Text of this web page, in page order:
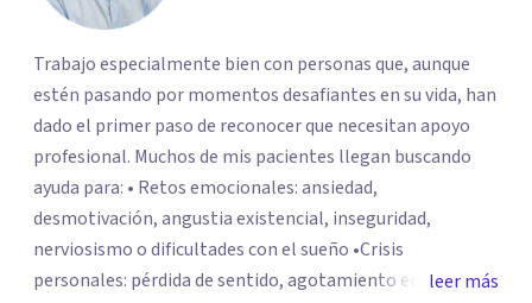
Trabajo especialmente bien con personas que, aunque
estén pasando por momentos desafiantes en su vida, han
dado el primer paso de reconocer que necesitan apoyo
profesional. Muchos de mis pacientes llegan buscando
ayuda para: • Retos emocionales: ansiedad,
desmotivación, angustia existencial, inseguridad,
nerviosismo o dificultades con el sueño •Crisis
personales: pérdida de sentido, agotamiento emocional
leer más